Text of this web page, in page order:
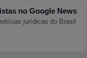
no Google News
jurídicas do Brasil